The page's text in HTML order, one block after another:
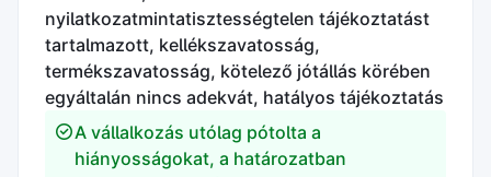
nyilatkozatmintatisztességtelen tájékoztatást
tartalmazott, kellékszavatosság,
termékszavatosság, kötelező jótállás körében
egyáltalán nincs adekvát, hatályos tájékoztatás
A vállalkozás utólag pótolta a
hiányosságokat, a határozatban